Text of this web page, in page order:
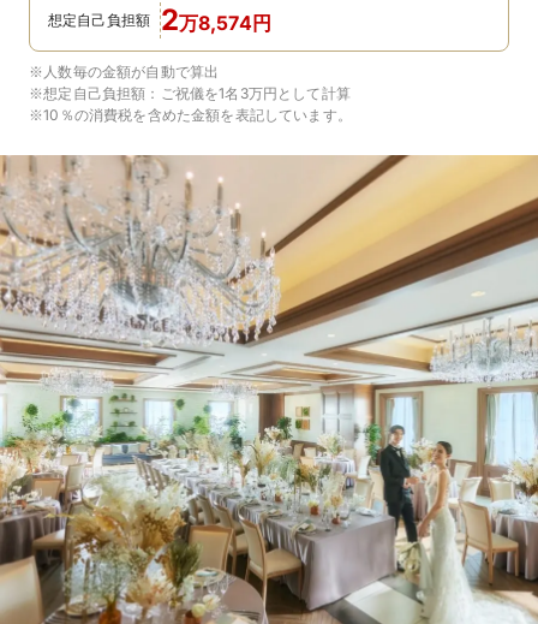
想定自己負担額 2万8,574円
※人数毎の金額が自動で算出
※想定自己負担額： ご祝儀を1名3万円 として計算
※10％の消費税を含めた金額を表記しています。